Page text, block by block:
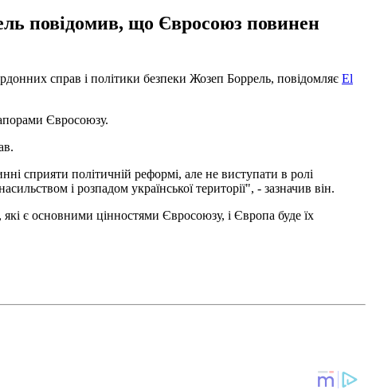
повідомив, що Євросоюз повинен
справ і політики безпеки Жозеп Боррель, повідомляє El
Євросоюзу.
сприяти політичній реформі, але не виступати в ролі
і розпадом української території", - зазначив він.
є основними цінностями Євросоюзу, і Європа буде їх